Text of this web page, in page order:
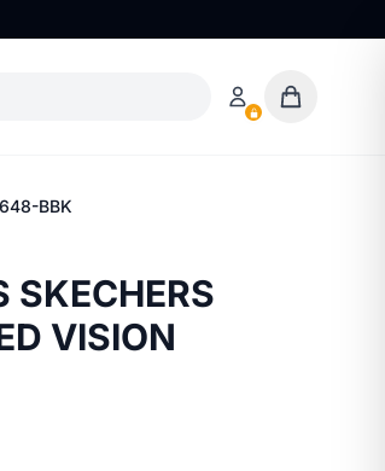
BBK
SKECHERS
VISION